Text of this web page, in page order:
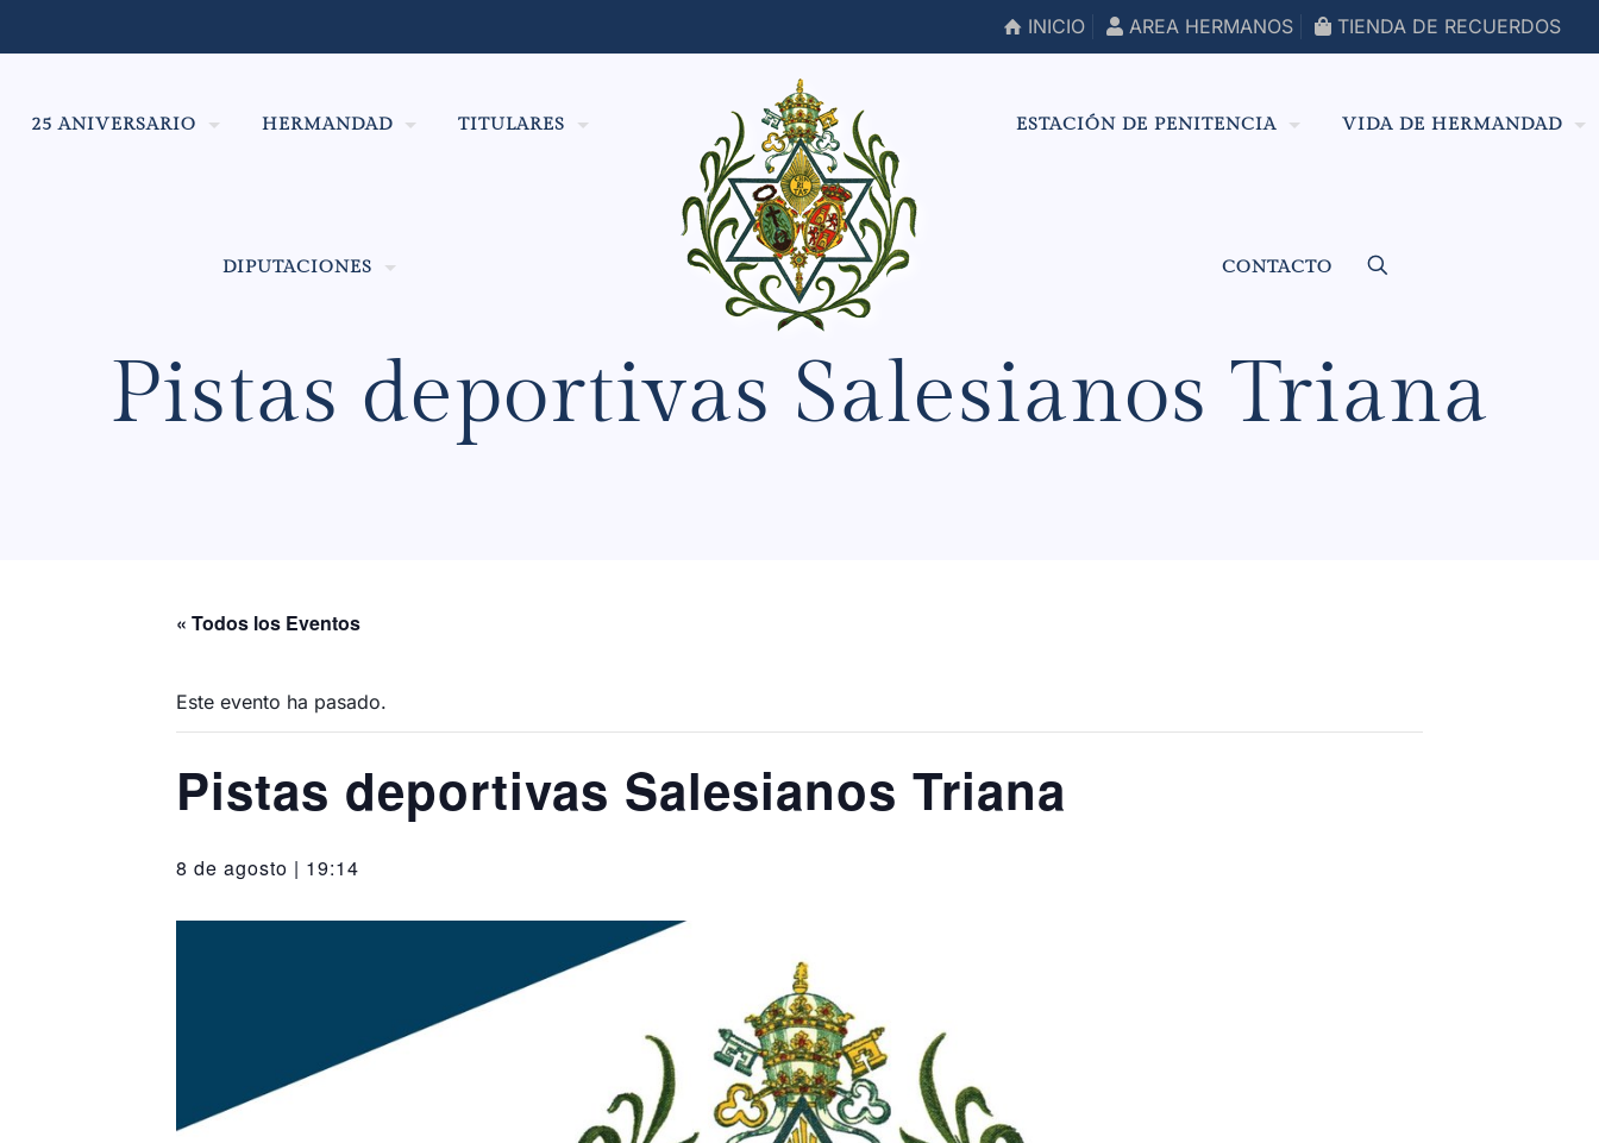
INICIO AREA HERMANOS TIENDA DE RECUERDOS
25 ANIVERSARIO HERMANDAD TITULARES
DIPUTACIONES
ESTACIÓN DE PENITENCIA VIDA DE HERMANDAD
CONTACTO
Pistas deportivas Salesianos Triana
« Todos los Eventos
Este evento ha pasado.
Pistas deportivas Salesianos Triana
8 de agosto | 19:14